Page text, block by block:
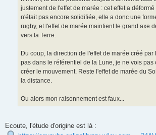
justement de l'effet de marée : cet effet a
n'était pas encore solidifiée, elle a donc une
rugby, et l'effet de marée maintient le grand axe
vers la Terre.
Du coup, la direction de l'effet de marée créé par
pas dans le référentiel de la Lune, je ne vois pas
créer le mouvement. Reste l'effet de marée du
la distance.
Ou alors mon raisonnement est faux...
Ecoute, l'étude d'origine est là :